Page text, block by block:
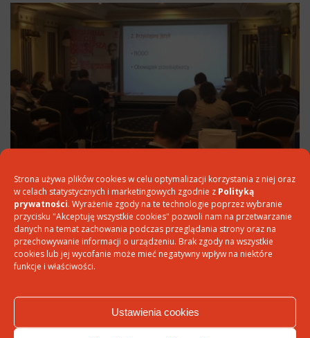
Strona używa plików cookies w celu optymalizacji korzystania z niej oraz
w celach statystycznych i marketingowych zgodnie z Polityką
prywatności. Wyrażenie zgody na te technologie poprzez wybranie
przycisku "Akceptuję wszystkie cookies" pozwoli nam na przetwarzanie
danych na temat zachowania podczas przeglądania strony oraz na
przechowywanie informacji o urządzeniu. Brak zgody na wszystkie
cookies lub jej wycofanie może mieć negatywny wpływ na niektóre
funkcje i właściwości.
Ustawienia cookies
Szkolenie z „RODO” w ITD24
20 września 2017 r. mieliśmy przyjemność prowadzić w Katowicach szkolenie dla ITD24
Sp. z o.o. w ramach zorganizowanej konferencji ROADSHOW ITD24
Cyberbezpieczeństwo w kontekście Rozporządzenia Parlamentu Europejskiego i
Rady Unii Europejskiej w sprawie ochrony danych osobowych tzw. RODO (GDRP).
więcej »